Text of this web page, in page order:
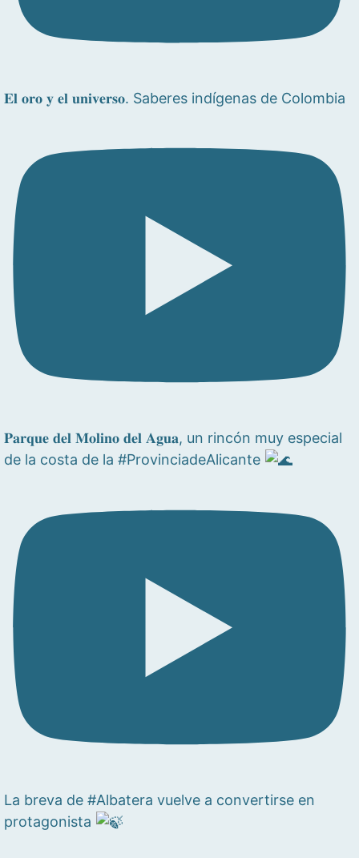
𝐄𝐥 𝐨𝐫𝐨 𝐲 𝐞𝐥 𝐮𝐧𝐢𝐯𝐞𝐫𝐬𝐨. Saberes indígenas de Colombia
𝐏𝐚𝐫𝐪𝐮𝐞 𝐝𝐞𝐥 𝐌𝐨𝐥𝐢𝐧𝐨 𝐝𝐞𝐥 𝐀𝐠𝐮𝐚, un rincón muy especial
de la costa de la #ProvinciadeAlicante
La breva de #Albatera vuelve a convertirse en
protagonista